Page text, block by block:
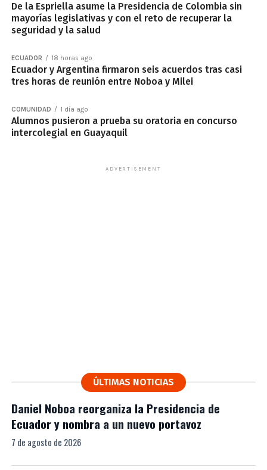
De la Espriella asume la Presidencia de Colombia sin
mayorías legislativas y con el reto de recuperar la
seguridad y la salud
ECUADOR 18 horas ago
Ecuador y Argentina firmaron seis acuerdos tras casi
tres horas de reunión entre Noboa y Milei
COMUNIDAD 1 día ago
Alumnos pusieron a prueba su oratoria en concurso
intercolegial en Guayaquil
ADVERTISEMENT
ÚLTIMAS NOTICIAS
Daniel Noboa reorganiza la Presidencia de
Ecuador y nombra a un nuevo portavoz
7 de agosto de 2026